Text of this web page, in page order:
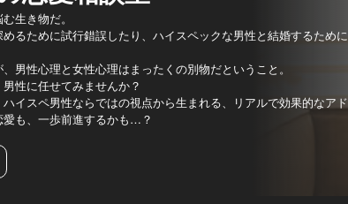
生き物だ。
るために試行錯誤したり、ハイスペックな男性と結婚するために
男性心理と女性心理はまったくの別物だということ。
性に任せてみませんか？
イスペ男性ならではの視点から生まれる、リアルで効果的なアド
も、一歩前進するかも…？